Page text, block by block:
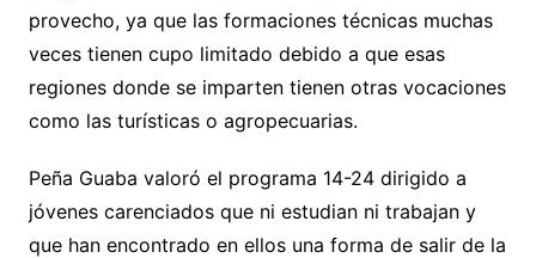
provecho, ya que las formaciones técnicas muchas
veces tienen cupo limitado debido a que esas
regiones donde se imparten tienen otras vocaciones
como las turísticas o agropecuarias.
Peña Guaba valoró el programa 14-24 dirigido a
jóvenes carenciados que ni estudian ni trabajan y
que han encontrado en ellos una forma de salir de la